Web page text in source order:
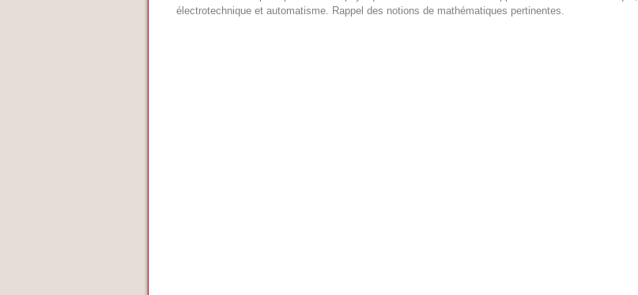
électrotechnique et automatisme. Rappel des notions de mathématiques pertinentes.